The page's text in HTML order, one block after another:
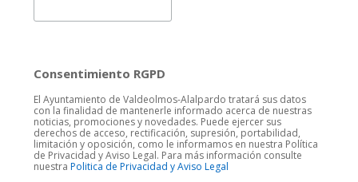
Consentimiento RGPD
El Ayuntamiento de Valdeolmos-Alalpardo tratará sus datos
con la finalidad de mantenerle informado acerca de nuestras
noticias, promociones y novedades. Puede ejercer sus
derechos de acceso, rectificación, supresión, portabilidad,
limitación y oposición, como le informamos en nuestra Política
de Privacidad y Aviso Legal. Para más información consulte
nuestra Politica de Privacidad y Aviso Legal